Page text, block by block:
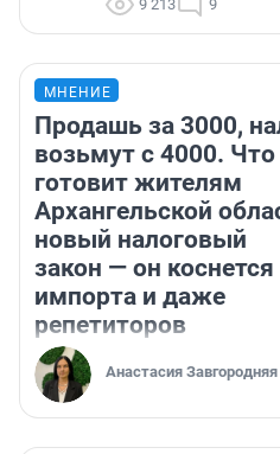
9 213 9
МНЕНИЕ
Продашь за 3000,
возьмут с 4000. Что
готовит жителям
Архангельской
новый налоговый
закон — он коснется
импорта и даже
репетиторов
Анастасия Завгородняя